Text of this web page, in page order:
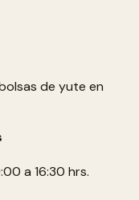
de yute en
a 16:30 hrs.